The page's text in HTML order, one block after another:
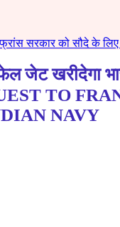
सरकार को सौदे के
जेट खरीदेगा
TO
NAVY